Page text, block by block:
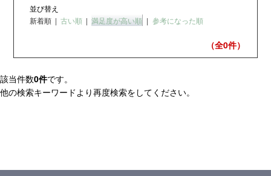
並び替え
新着順 | 古い順 | 満足度が高い順 | 参考になった順
（全0件）
該当件数0件です。
他の検索キーワードより再度検索をしてください。